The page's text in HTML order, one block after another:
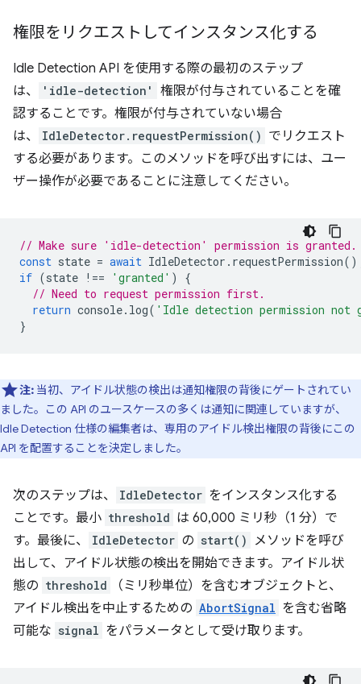
権限をリクエストしてインスタンス化する
Idle Detection API を使用する際の最初のステップ
は、
'idle-detection'
権限が付与されていることを確
認することです。権限が付与されていない場合
は、
IdleDetector.requestPermission() でリクエスト
する必要があります。このメソッドを呼び出すには、ユー
ザー操作が必要であることに注意してください。
// Make sure 'idle-detection' permission is granted.
const state = await IdleDetector . requestPermission
if (state !== 'granted' )
{
// Need to request permission first.
return console. log( 'Idle detection permission not
}
注: 当初、アイドル状態の検出は通知権限の背後にゲートされてい
ました。この API のユースケースの多くは通知に関連していますが、
Idle Detection 仕様の編集者は、専用のアイドル検出権限の背後にこの
API を配置することを決定しました。
次のステップは、 IdleDetector をインスタンス化する
ことです。最小 threshold は 60,000 ミリ秒（1 分）で
す。最後に、
IdleDetector の start()
メソッドを呼び
出して、アイドル状態の検出を開始できます。アイドル状
態の threshold
（ミリ秒単位）を含むオブジェクトと、
アイドル検出を中止するための AbortSignal を含む省略
可能な signal をパラメータとして受け取ります。